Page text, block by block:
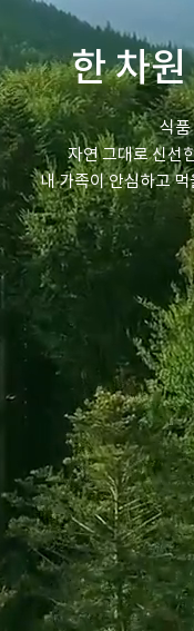
한 차
식
자연 그대로 신선
내 가족이 안심하고